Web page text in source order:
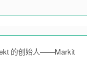
的创始人——Markit